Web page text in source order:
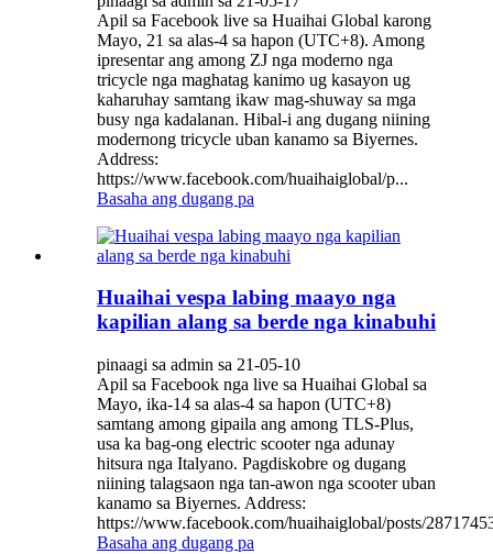
Apil sa Facebook live sa Huaihai Global karong
Mayo, 21 sa alas-4 sa hapon (UTC+8). Among
ipresentar ang among ZJ nga moderno nga
tricycle nga maghatag kanimo ug kasayon ​​ug
kaharuhay samtang ikaw mag-shuway sa mga
busy nga kadalanan. Hibal-i ang dugang niining
modernong tricycle uban kanamo sa Biyernes.
Address:
https://www.facebook.com/huaihaiglobal/p...
Basaha ang dugang pa
Huaihai vespa labing maayo nga
kapilian alang sa berde nga kinabuhi
pinaagi sa admin sa 21-05-10
Apil sa Facebook nga live sa Huaihai Global sa
Mayo, ika-14 sa alas-4 sa hapon (UTC+8)
samtang among gipaila ang among TLS-Plus,
usa ka bag-ong electric scooter nga adunay
hitsura nga Italyano. Pagdiskobre og dugang
niining talagsaon nga tan-awon nga scooter uban
kanamo sa Biyernes. Address:
https://www.facebook.com/huaihaiglobal/posts/
Basaha ang dugang pa